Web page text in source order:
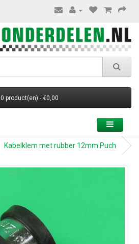
0 product(en) - €0,00
Kabelklem met rubber 12mm Puch